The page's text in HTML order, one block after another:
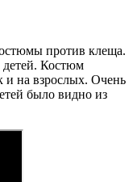
против клеща.
детей. Костюм
и на взрослых. Очень
было видно из